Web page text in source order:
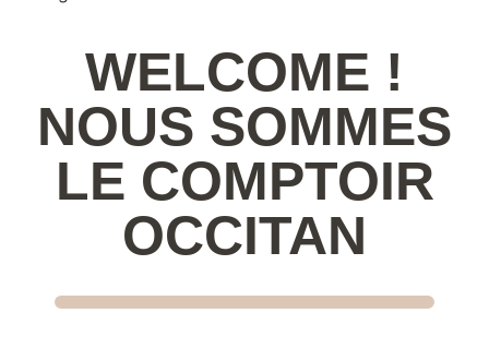
WELCOME !
NOUS SOMMES
LE COMPTOIR
OCCITAN